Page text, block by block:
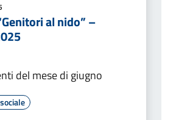
al nido” –
del mese di giugno